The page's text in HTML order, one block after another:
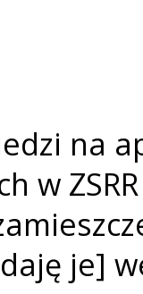
na
w
je]